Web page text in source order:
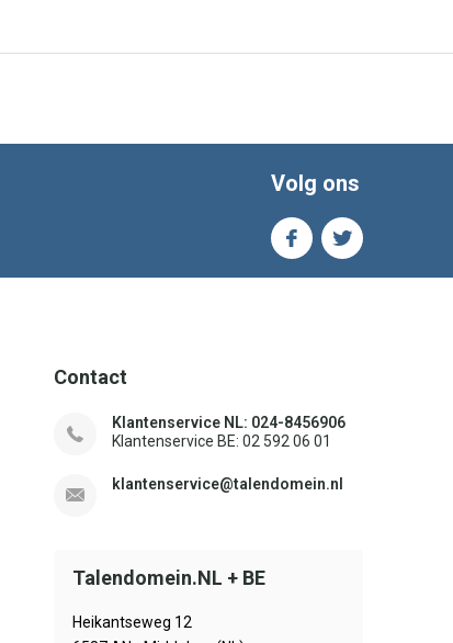
Volg ons
Contact
Klantenservice NL: 024-8456906
Klantenservice BE: 02 592 06 01
klantenservice@talendomein.nl
Talendomein.NL + BE
Heikantseweg 12